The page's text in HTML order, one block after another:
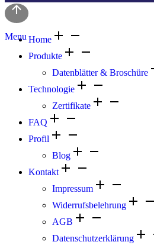
Menu Home
Produkte
Datenblätter & Broschüre
Technologie
Zertifikate
FAQ
Profil
Blog
Kontakt
Impressum
Widerrufsbelehrung
AGB
Datenschutzerklärung